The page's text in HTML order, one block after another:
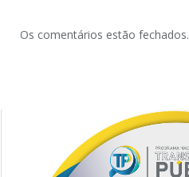
Os comentários estão fechados.